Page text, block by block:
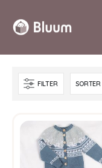
FILTER